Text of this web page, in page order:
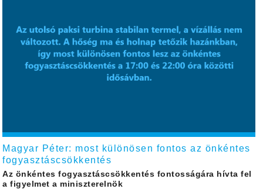
Magyar Péter: most különösen fontos az önkéntes
fogyasztáscsökkentés
Az önkéntes fogyasztáscsökkentés fontosságára hívta fel
a figyelmet a miniszterelnök